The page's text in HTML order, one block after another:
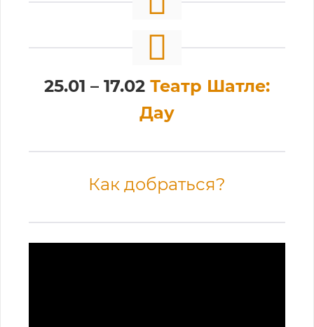
25.01 – 17.02 Театр Шатле:
Дау
Как добраться?